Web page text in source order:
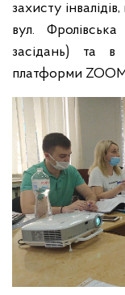
захисту
вул.
засідань) та
платформи